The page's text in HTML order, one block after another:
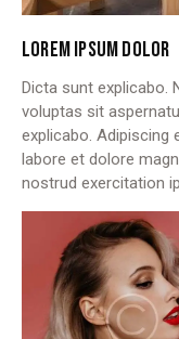
LOREM IPSUM DOLOR
Dicta sunt explicabo.
voluptas sit
explicabo. Adipiscing
labore et dolore
nostrud exercitation